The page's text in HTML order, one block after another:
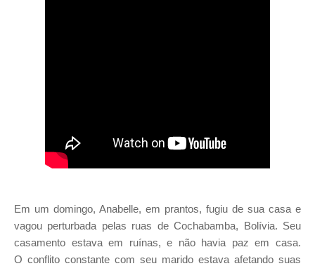
Em um domingo, Anabelle, em prantos, fugiu de sua casa e
vagou perturbada pelas ruas de Cochabamba, Bolívia. Seu
casamento estava em ruínas, e não havia paz em casa.
O conflito constante com seu marido estava afetando suas